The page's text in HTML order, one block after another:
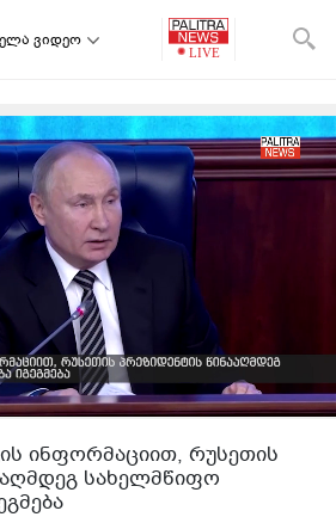
ვიდეო
ინფორმაციით, რუსეთის
სახელმწიფო